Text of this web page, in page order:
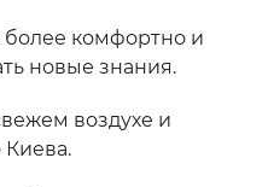
комфортно и
новые знания.
воздухе и